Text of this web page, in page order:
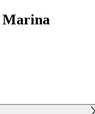
Marina